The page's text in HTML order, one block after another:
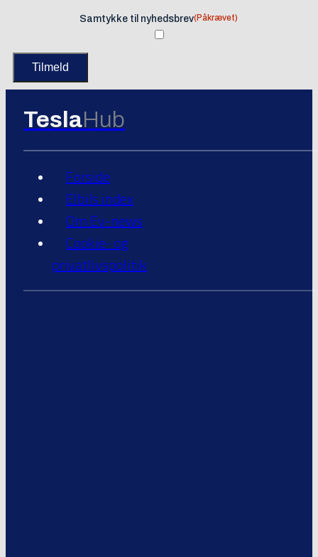
Samtykke til nyhedsbrev(Påkrævet)
TeslaHub
Forside
Elbils index
Om Ev-news
Cookie- og
privatlivspolitik